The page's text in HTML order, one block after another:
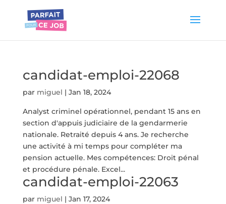
candidat-emploi-22068
par miguel | Jan 18, 2024
Analyst criminel opérationnel, pendant 15 ans en
section d'appuis judiciaire de la gendarmerie
nationale. Retraité depuis 4 ans. Je recherche
une activité à mi temps pour compléter ma
pension actuelle. Mes compétences: Droit pénal
et procédure pénale. Excel...
candidat-emploi-22063
par miguel | Jan 17, 2024